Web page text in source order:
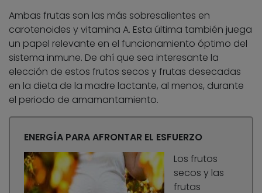
Ambas frutas son las más sobresalientes en
carotenoides y vitamina A. Esta última también juega
un papel relevante en el funcionamiento óptimo del
sistema inmune. De ahí que sea interesante la
elección de estos frutos secos y frutas desecadas
en la dieta de la madre lactante, al menos, durante
el periodo de amamantamiento.
ENERGÍA PARA AFRONTAR EL ESFUERZO
Los frutos
secos y las
frutas